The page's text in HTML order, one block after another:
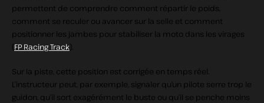
permettent de comprendre comment répartir le poids,
comment se reculer ou avancer sur la selle et comment
positionner les jambes pour stabiliser la moto dans les virages
(FP Racing Track).
Sur la piste, cette position est corrigée en temps réel.
L’instructeur peut, par exemple, signaler qu’un pilote serre trop le
guidon, qu’il sort exagérément le buste ou qu’il se penche moins